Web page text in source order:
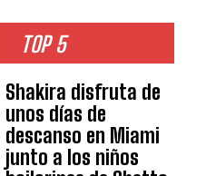
TOP 5
Shakira disfruta de
unos días de
descanso en Miami
junto a los niños